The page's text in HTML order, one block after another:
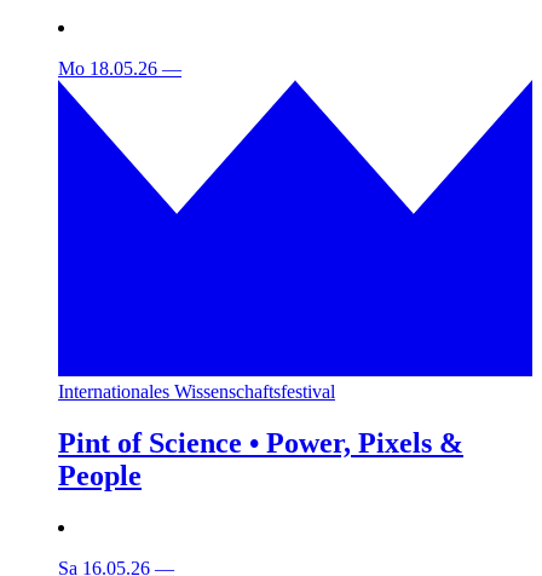
Mo 18.05.26 —
Internationales Wissenschaftsfestival
Pint of Science • Power, Pixels &
People
Sa 16.05.26 —